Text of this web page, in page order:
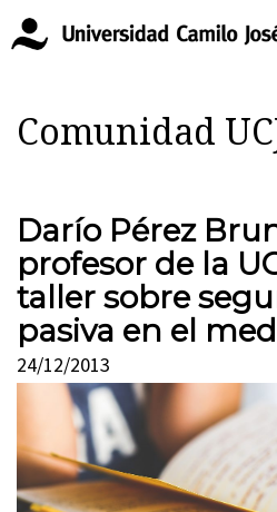
Comunidad
Darío Pérez
profesor de la
taller sobre
pasiva en el
24/12/2013